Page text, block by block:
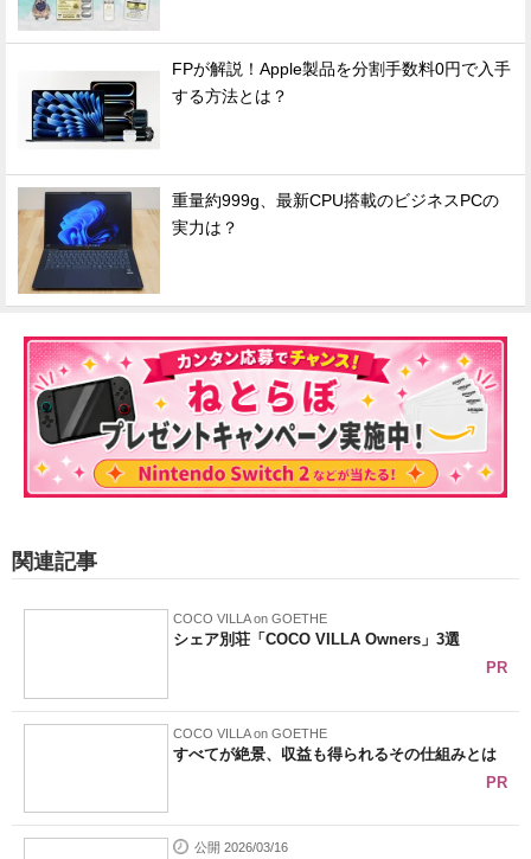
FPが解説！Apple製品を分割手数料0円で入手
する方法とは？
重量約999g、最新CPU搭載のビジネスPCの
実力は？
関連記事
COCO VILLA on GOETHE
シェア別荘「COCO VILLA Owners」3選
PR
COCO VILLA on GOETHE
すべてが絶景、収益も得られるその仕組みとは
PR
公開 2026/03/16